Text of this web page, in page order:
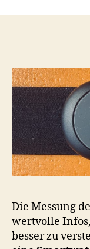
Die Messung
wertvolle
besser zu